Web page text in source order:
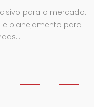
para o mercado.
planejamento para